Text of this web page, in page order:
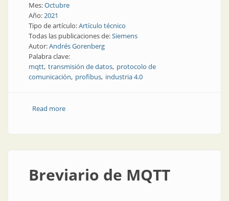
Mes:Octubre
Año:2021
Tipo de artículo:Artículo técnico
Todas las publicaciones de:Siemens
Autor:Andrés Gorenberg
Palabra clave:
mqtt transmisión de datos protocolo de
comunicación profibus industria 4.0
Read moreabout Conflicto generacional: Industria 4.0 con
Breviario de MQTT